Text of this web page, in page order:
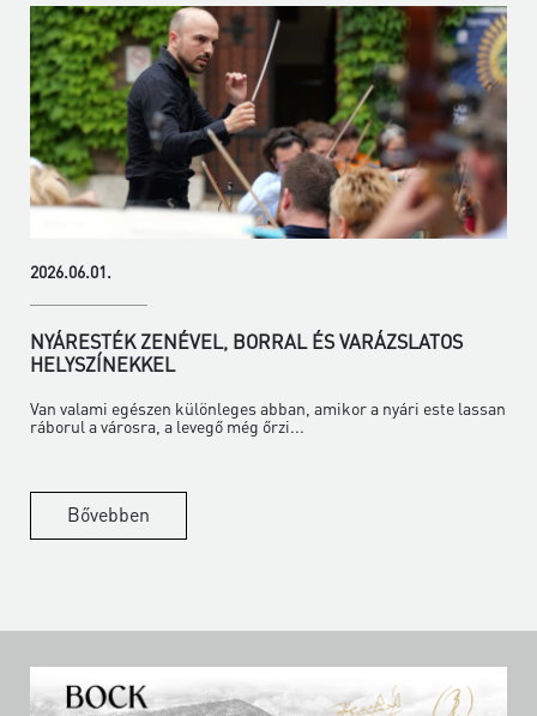
2026.06.01.
NYÁRESTÉK ZENÉVEL, BORRAL ÉS VARÁZSLATOS
HELYSZÍNEKKEL
Van valami egészen különleges abban, amikor a nyári este lassan
ráborul a városra, a levegő még őrzi...
Bővebben